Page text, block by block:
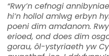
“Rwy’n cefnogi
hi’n hollol amlwg erbyn
poeni dim amdanom.
erioed, ond does dim
gorau, ôl-ystyriaeth yw